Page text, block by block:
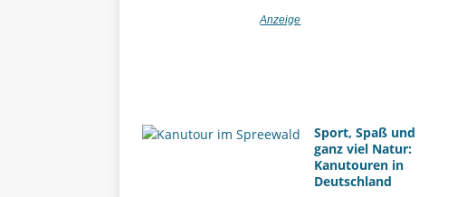
Sport, Spaß und
ganz viel Natur:
Kanutouren in
Deutschland